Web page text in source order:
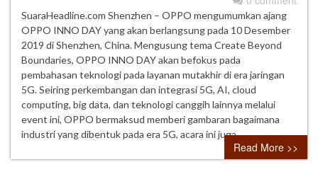
SuaraHeadline.com Shenzhen – OPPO mengumumkan ajang
OPPO INNO DAY yang akan berlangsung pada 10 Desember
2019 di Shenzhen, China. Mengusung tema Create Beyond
Boundaries, OPPO INNO DAY akan befokus pada
pembahasan teknologi pada layanan mutakhir di era jaringan
5G. Seiring perkembangan dan integrasi 5G, AI, cloud
computing, big data, dan teknologi canggih lainnya melalui
event ini, OPPO bermaksud memberi gambaran bagaimana
industri yang dibentuk pada era 5G, acara ini juga…
Read More >>